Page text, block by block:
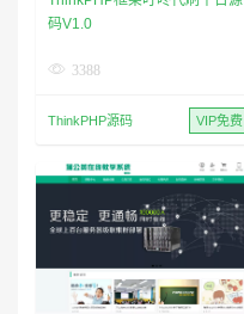
码V1.0
3388
ThinkPHP源码 VIP免费